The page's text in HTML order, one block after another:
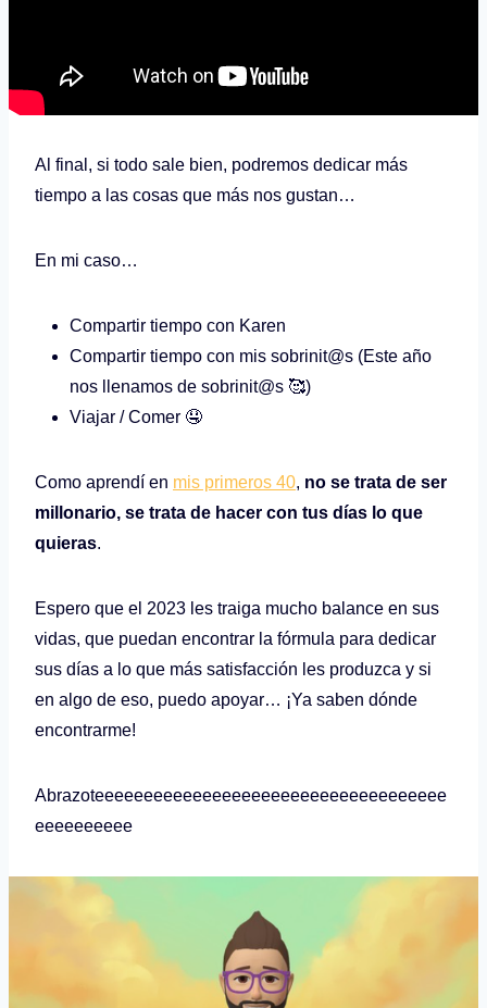
Al final, si todo sale bien, podremos dedicar más
tiempo a las cosas que más nos gustan…
En mi caso…
Compartir tiempo con Karen
Compartir tiempo con mis sobrinit@s (Este año
nos llenamos de sobrinit@s 🥰)
Viajar / Comer 🤤
Como aprendí en mis primeros 40, no se trata de ser
millonario, se trata de hacer con tus días lo que
quieras.
Espero que el 2023 les traiga mucho balance en sus
vidas, que puedan encontrar la fórmula para dedicar
sus días a lo que más satisfacción les produzca y si
en algo de eso, puedo apoyar… ¡Ya saben dónde
encontrarme!
Abrazoteeeeeeeeeeeeeeeeeeeeeeeeeeeeeeeeeeee
eeeeeeeeee